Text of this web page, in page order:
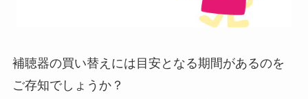
補聴器の買い替えには目安となる期間があるのを
ご存知でしょうか？